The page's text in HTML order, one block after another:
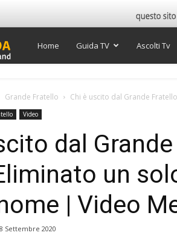
Super
TV
Home Guida TV Ascolti Tv
Grande Fratello Chi è uscito dal Grande
Video
dal
un
| Video
Settembre 2020